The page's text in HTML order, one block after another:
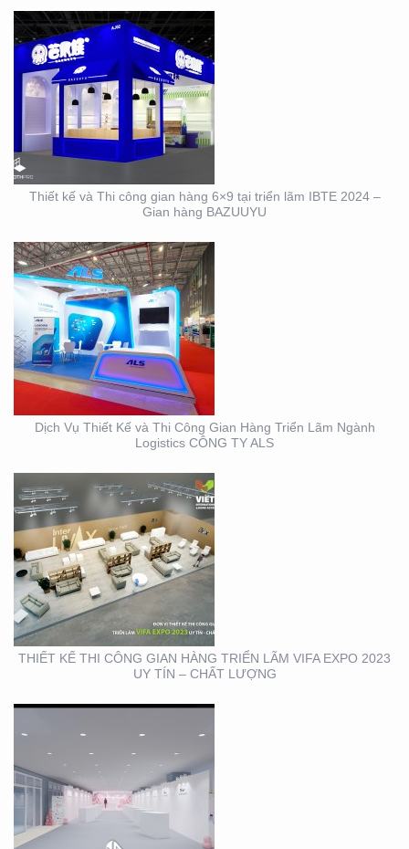
Thiết kế và Thi công gian hàng 6×9 tại triển lãm IBTE 2024 –
Gian hàng BAZUUYU
DỊCH VỤ THIẾT KẾ VÀ
THI CÔNG GIAN HÀNG
TRIỂN LÃM NGÀNH
LOGISTICS CÔNG TY
ALS
Dịch Vụ Thiết Kế và Thi Công Gian Hàng Triển Lãm Ngành
Logistics CÔNG TY ALS
THIẾT KẾ THI CÔNG
GIAN HÀNG TRIỂN LÃM
VIFA EXPO 2023 UY TÍN
– CHẤT LƯỢNG
THIẾT KẾ THI CÔNG GIAN HÀNG TRIỂN LÃM VIFA EXPO 2023
UY TÍN – CHẤT LƯỢNG
THIẾT KẾ THI CÔNG
TRỌN GÓI SỰ KIỆN MỸ
PHẨM HÀN QUỐC
THIẾT KẾ THI CÔNG
BẢNG HIỆU CỬA HÀNG
CP FRESHMART